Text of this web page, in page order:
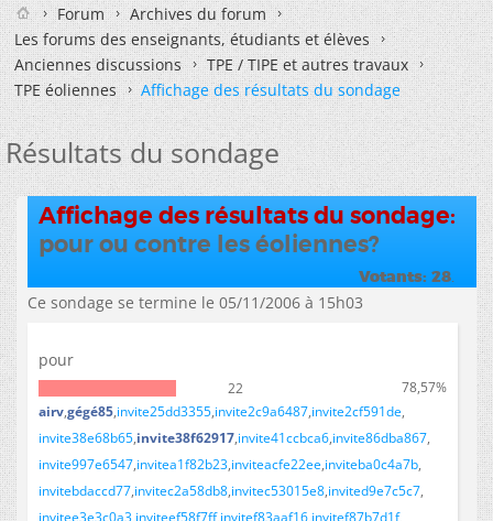
Forum
Archives du forum
Les forums des enseignants, étudiants et élèves
Anciennes discussions
TPE / TIPE et autres travaux
TPE éoliennes
Affichage des résultats du sondage
Résultats du sondage
Affichage des résultats du sondage:
pour ou contre les éoliennes?
Votants 28.
Ce sondage se termine le 05/11/2006 à 15h03
pour
22
78,57%
airvgégé85 invite25dd3355 invite2c9a6487 invite2cf591de
invite38e68b65 invite38f62917 invite41ccbca6 invite86dba867
invite997e6547 invitea1f82b23 inviteacfe22ee inviteba0c4a7b
invitebdaccd77 invitec2a58db8 invitec53015e8 invited9e7c5c7